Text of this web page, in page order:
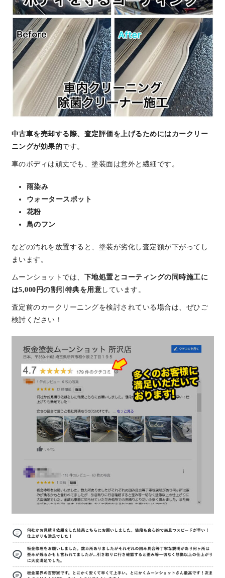
中古車を売却する際、査定評価を上げるためにはカークリー
ニングが効果的です。
車のボディは頑丈でも、塗装面は意外と繊細です。
雨染み
ウォータースポット
花粉
鳥のフン
などの汚れを放置すると、塗装が劣化し査定額が下がってし
まいます。
ムーンショットでは、 下地処置とコーティングの同時施工に
は5,000円の割引特典を用意 しています。
査定前のカークリーニングを検討されている場合は、ぜひご
検討ください！